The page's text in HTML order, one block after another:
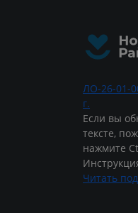
ЛО-26-01-
г.
Если вы
тексте,
нажмите
Читать